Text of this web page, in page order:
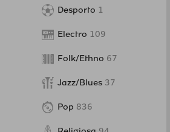
Desporto 1
Electro 109
Folk/Ethno 67
Jazz/Blues 37
Pop 836